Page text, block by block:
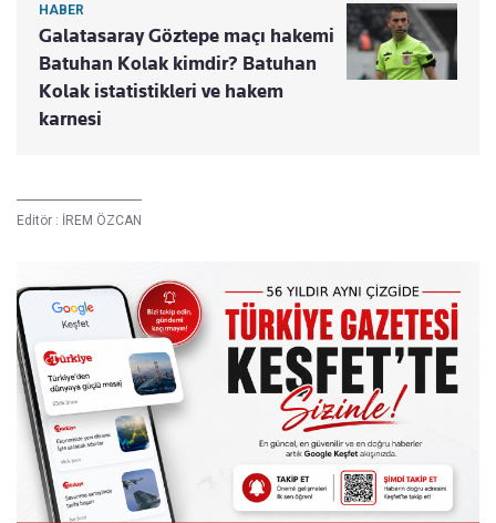
HABER
Galatasaray Göztepe maçı hakemi
Batuhan Kolak kimdir? Batuhan
Kolak istatistikleri ve hakem
karnesi
Editör : İREM ÖZCAN